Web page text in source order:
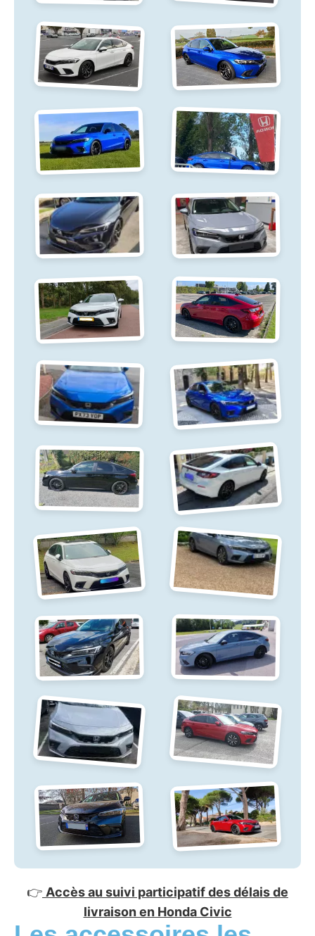
👉 Accès au suivi participatif des délais de
livraison en Honda Civic